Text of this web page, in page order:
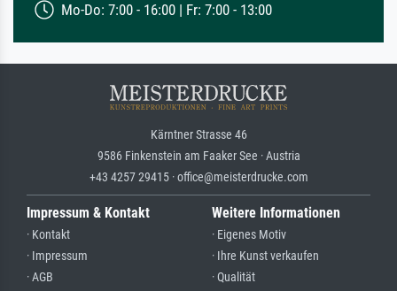
Mo-Do: 7:00 - 16:00 | Fr: 7:00 - 13:00
Kärntner Strasse 46
9586 Finkenstein am Faaker See · Austria
+43 4257 29415 · office@meisterdrucke.com
Impressum & Kontakt
· Kontakt
· Impressum
· AGB
Weitere Informationen
· Eigenes Motiv
· Ihre Kunst verkaufen
· Qualität